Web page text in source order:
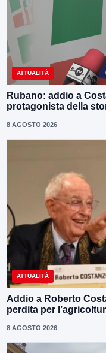
ATTUALITÀ
Rubano: addio a
protagonista della
8 AGOSTO 2026
ATTUALITÀ
Addio a Roberto
perdita per
8 AGOSTO 2026